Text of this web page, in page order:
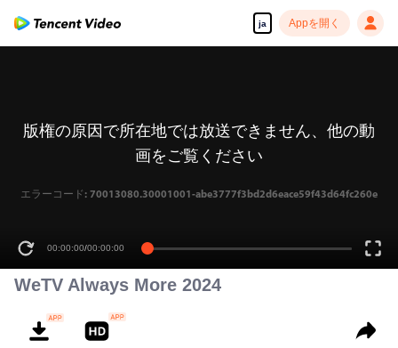
ja Appを開く
版権の原因で所在地では放送できません、他の動
画をご覧ください
エラーコード: 70013080.30001001-abe3777f3bd2d6eace59f43d64fc260e
00:00:00/00:00:00
WeTV Always More 2024